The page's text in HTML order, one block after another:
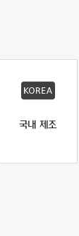
국내 제조